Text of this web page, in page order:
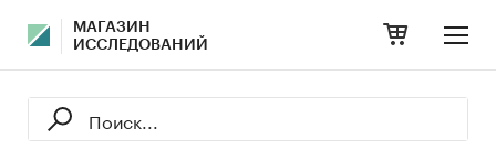
МАГАЗИН
ИССЛЕДОВАНИЙ